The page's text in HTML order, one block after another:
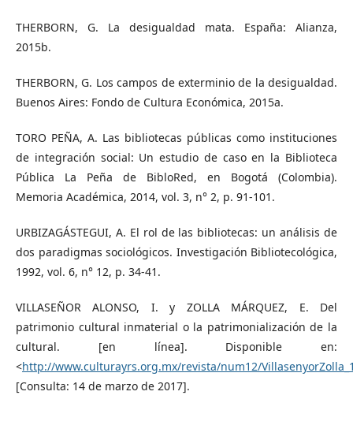
THERBORN, G. La desigualdad mata. España: Alianza,
2015b.
THERBORN, G. Los campos de exterminio de la desigualdad.
Buenos Aires: Fondo de Cultura Económica, 2015a.
TORO PEÑA, A. Las bibliotecas públicas como instituciones
de integración social: Un estudio de caso en la Biblioteca
Pública La Peña de BibloRed, en Bogotá (Colombia).
Memoria Académica, 2014, vol. 3, n° 2, p. 91-101.
URBIZAGÁSTEGUI, A. El rol de las bibliotecas: un análisis de
dos paradigmas sociológicos. Investigación Bibliotecológica,
1992, vol. 6, n° 12, p. 34-41.
VILLASEÑOR ALONSO, I. y ZOLLA MÁRQUEZ, E. Del
patrimonio cultural inmaterial o la patrimonialización de la
cultural. [en línea]. Disponible en:
<http://www.culturayrs.org.mx/revista/num12/
[Consulta: 14 de marzo de 2017].